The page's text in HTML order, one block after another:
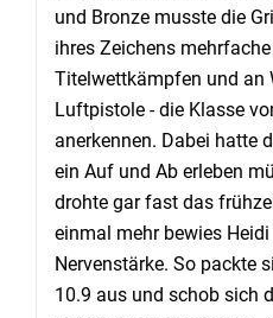
und Bronze musste die
ihres Zeichens
Titelwettkämpfen und an
Luftpistole - die Klasse
anerkennen. Dabei hatte
ein Auf und Ab erleben
drohte gar fast das
einmal mehr bewies
Nervenstärke. So packte
10.9 aus und schob sich